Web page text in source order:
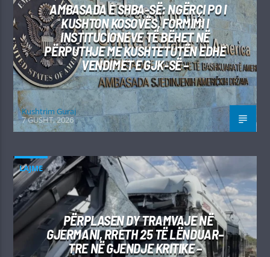
AMBASADA E SHBA-SË: NGËRÇI PO I
KUSHTON KOSOVËS, FORMIMI I
INSTITUCIONEVE TË BËHET NË
PËRPUTHJE ME KUSHTETUTËN EDHE
VENDIMET E GJK-SË –
Kushtrim Guraj
7 GUSHT, 2026
LAJME
PËRPLASEN DY TRAMVAJE NË
GJERMANI, RRETH 25 TË LËNDUAR–
TRE NË GJENDJE KRITIKE –